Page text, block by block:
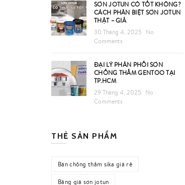
SƠN JOTUN CÓ TỐT KHÔNG?
CÁCH PHÂN BIỆT SƠN JOTUN
THẬT – GIẢ
30 Tháng 4, 2025
No
Comments
ĐẠI LÝ PHÂN PHỐI SƠN
CHỐNG THẤM GENTOO TẠI
TP.HCM
29 Tháng 4, 2025
No
Comments
THẺ SẢN PHẨM
Bán chống thấm sika giá rẻ
Bảng giá sơn jotun